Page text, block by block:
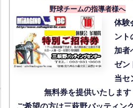
野球チームの指導者様へ
体験
ント
加者
ゼン
当セ
無料券を提供いたします